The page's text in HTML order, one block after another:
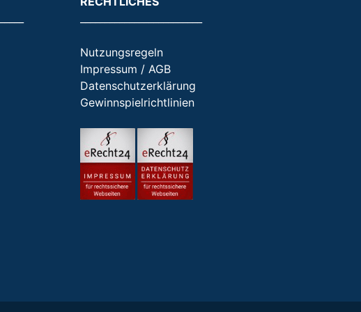
Nutzungsregeln
Impressum / AGB
Datenschutzerklärung
Gewinnspielrichtlinien